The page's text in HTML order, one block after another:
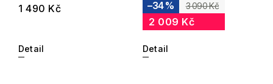
1 490 Kč
Detail
3 090 Kč
–34 %
2 009 Kč
Detail